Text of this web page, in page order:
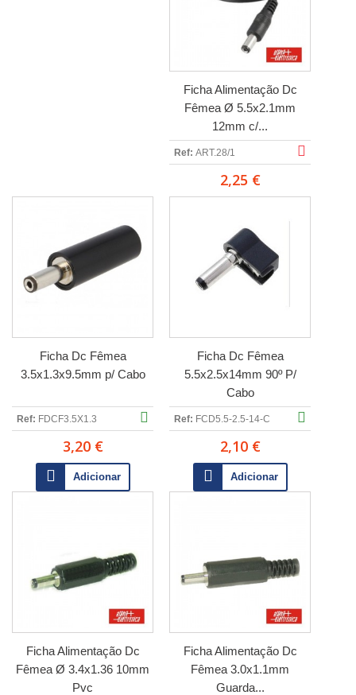
Ficha Alimentação Dc
Fêmea Ø 5.5x2.1mm
12mm c/...
Ref: ART.28/1
2,25 €
Ficha Dc Fêmea
3.5x1.3x9.5mm p/ Cabo
Ref: FDCF3.5X1.3
3,20 €
Adicionar
Ficha Dc Fêmea
5.5x2.5x14mm 90º P/
Cabo
Ref: FCD5.5-2.5-14-C
2,10 €
Adicionar
Ficha Alimentação Dc
Fêmea Ø 3.4x1.36 10mm
Pvc
Ficha Alimentação Dc
Fêmea 3.0x1.1mm
Guarda...